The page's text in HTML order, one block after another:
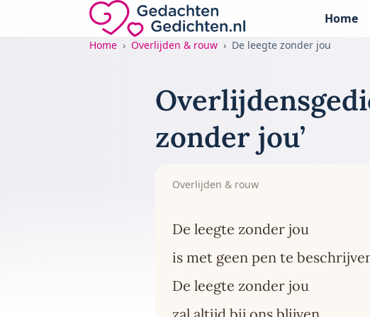
Direct naar de inhoud
Gedachten-Gedichten.nl — naar de homepage
Home
Home Overlijden & rouw De leegte zonder jou
zonder jou’
Overlijden & rouw
De leegte zonder jou
is met geen pen te
De leegte zonder jou